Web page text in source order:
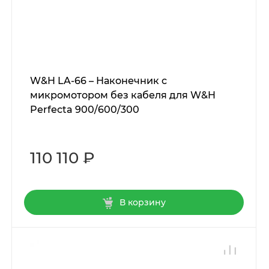
W&H LA-66 – Наконечник с
микромотором без кабеля для W&H
Perfecta 900/600/300
110 110 ₽
В корзину